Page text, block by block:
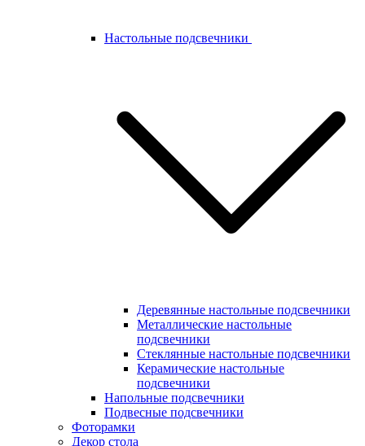
Настольные подсвечники
Деревянные настольные подсвечники
Металлические настольные
подсвечники
Стеклянные настольные подсвечники
Керамические настольные
подсвечники
Напольные подсвечники
Подвесные подсвечники
Фоторамки
Декор стола